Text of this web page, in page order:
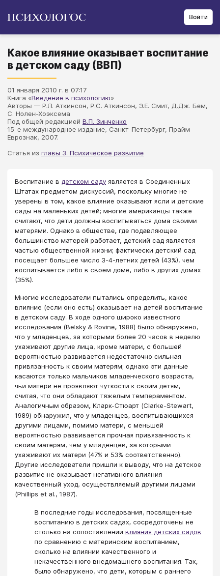
Войти
Какое влияние оказывает воспитание
в детском саду (ВВП)
01 января 2010 г. в 07:17
Книга «Введение в психологию»
Авторы — Р.Л. Аткинсон, Р.С. Аткинсон, Э.Е. Смит, Д.Дж. Бем,
С. Нолен-Хоэксема
Под общей редакцией В.П. Зинченко
15-е международное издание, Санкт-Петербург, Прайм-
Еврознак, 2007.
Статья из главы 3. Психическое развитие
Воспитание в детском саду является в Соединенных
Штатах предметом дискуссий, поскольку многие не
уверены в том, какое влияние оказывают ясли и детские
сады на маленьких детей; многие американцы также
считают, что дети должны воспитываться дома своими
матерями. Однако в обществе, где подавляющее
большинство матерей работает, детский сад является
частью общественной жизни; фактически детский сад
посещает большее число 3-4-летних детей (43%), чем
воспитывается либо в своем доме, либо в других домах
(35%).
Многие исследователи пытались определить, какое
влияние (если оно есть) оказывает на детей воспитание
в детском саду. В ходе одного широко известного
исследования (Belsky & Rovine, 1988) было обнаружено,
что у младенцев, за которыми более 20 часов в неделю
ухаживают другие лица, кроме матери, с большей
вероятностью развивается недостаточно сильная
привязанность к своим матерям; однако эти данные
касаются только мальчиков младенческого возраста,
чьи матери не проявляют чуткости к своим детям,
считая, что они обладают тяжелым темпераментом.
Аналогичным образом, Кларк-Стюарт (Clarke-Stewart,
1989) обнаружил, что у младенцев, воспитывающихся
другими лицами, помимо матери, с меньшей
вероятностью развивается прочная привязанность к
своим матерям, чем у младенцев, за которыми
ухаживают их матери (47% и 53% соответственно).
Другие исследователи пришли к выводу, что на детское
развитие не оказывает негативного влияния
качественный уход, осуществляемый другими лицами
(Phillips et al., 1987).
В последние годы исследования, посвященные
воспитанию в детских садах, сосредоточены не
столько на сопоставлении влияния детских садов
по сравнению с материнским воспитанием,
сколько на влиянии качественного и
некачественного внедомашнего воспитания. Так,
было обнаружено, что дети, которым с раннего